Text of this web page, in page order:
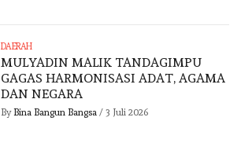
DAERAH
MULYADIN MALIK TANDAGIMPU
GAGAS HARMONISASI ADAT, AGAMA
DAN NEGARA
By Bina Bangun Bangsa / 3 Juli 2026